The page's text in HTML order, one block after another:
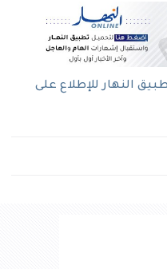
النهار للإطلاع على